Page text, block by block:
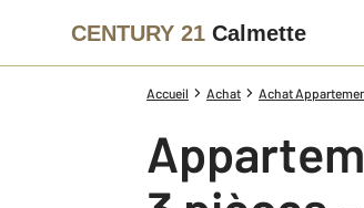
CENTURY 21 Calmette
Accueil Achat Achat